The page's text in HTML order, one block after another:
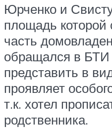
Юрченко и
площадь которой
часть
обращался в БТИ
представить в
проявляет
т.к. хотел
родственника.